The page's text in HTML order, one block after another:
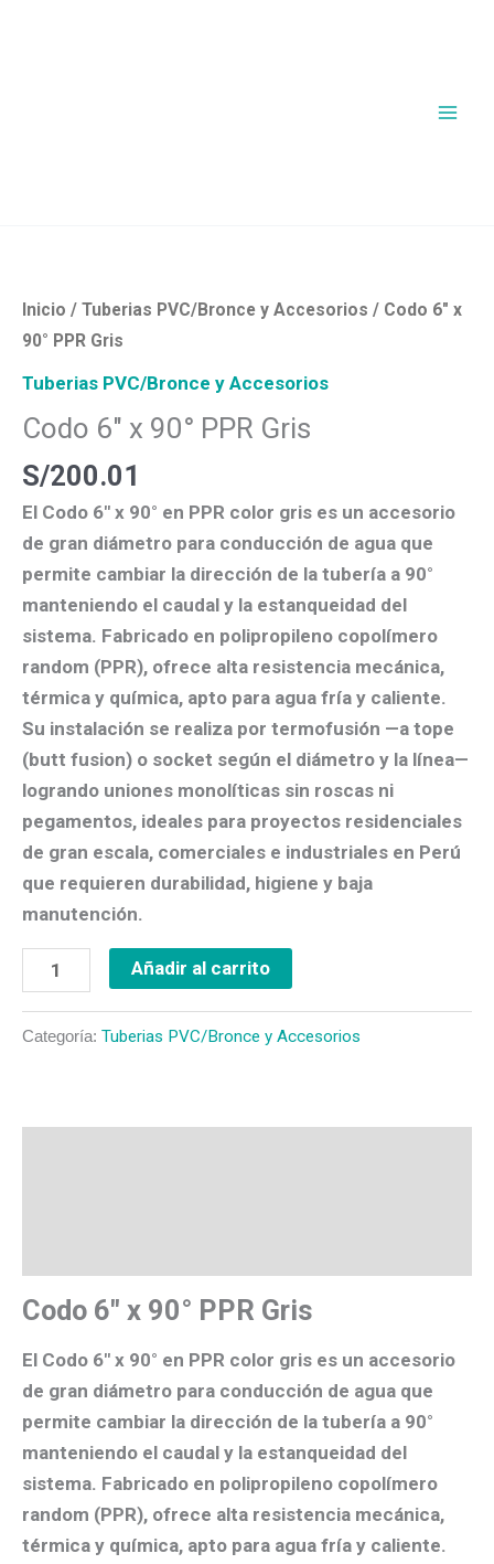
Inicio / Tuberias PVC/Bronce y Accesorios / Codo 6″ x
90° PPR Gris
Tuberias PVC/Bronce y Accesorios
Codo 6″ x 90° PPR Gris
S/200.01
El Codo 6″ x 90° en PPR color gris es un accesorio
de gran diámetro para conducción de agua que
permite cambiar la dirección de la tubería a 90°
manteniendo el caudal y la estanqueidad del
sistema. Fabricado en polipropileno copolímero
random (PPR), ofrece alta resistencia mecánica,
térmica y química, apto para agua fría y caliente.
Su instalación se realiza por termofusión —a tope
(butt fusion) o socket según el diámetro y la línea—
logrando uniones monolíticas sin roscas ni
pegamentos, ideales para proyectos residenciales
de gran escala, comerciales e industriales en Perú
que requieren durabilidad, higiene y baja
manutención.
x
90°
Gris
cantidad
Añadir al carrito
Categoría: Tuberias PVC/Bronce y Accesorios
Codo 6″ x 90° PPR Gris
El Codo 6″ x 90° en PPR color gris es un accesorio
de gran diámetro para conducción de agua que
permite cambiar la dirección de la tubería a 90°
manteniendo el caudal y la estanqueidad del
sistema. Fabricado en polipropileno copolímero
random (PPR), ofrece alta resistencia mecánica,
térmica y química, apto para agua fría y caliente.